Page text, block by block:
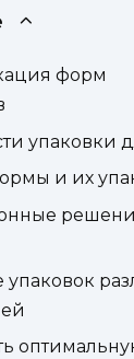
форм
упаковки
и их
упаковок